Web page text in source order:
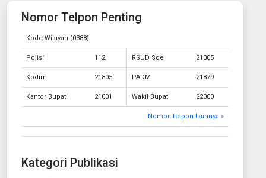
Nomor Telpon Penting
Kode Wilayah (0388)
Polisi 112 RSUD Soe 21005
Kodim 21805 PADM 21879
Kantor Bupati 21001 Wakil Bupati 22000
Nomor Telpon Lainnya »
Kategori Publikasi